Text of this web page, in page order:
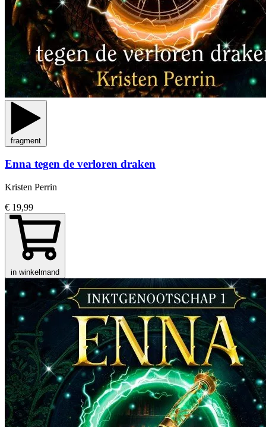
fragment
Enna tegen de verloren draken
Kristen Perrin
€ 19,99
in winkelmand